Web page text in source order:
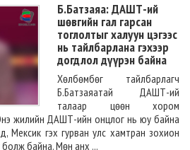
Б.Батзаяа: ДАШТ-ий
шөвгийн гал гарсан
тоглолтыг халуун цэгээс
нь тайлбарлана гэхээр
догдлол дүүрэн байна
Хөлбөмбөг тайлбарлагч
Б.Батзаяатай ДАШТ-ий
талаар цөөн хором
жилийн ДАШТ-ийн онцлог нь юу байна
Мексик гэх гурван улс хамтран зохион
байна. Мөн анх ...